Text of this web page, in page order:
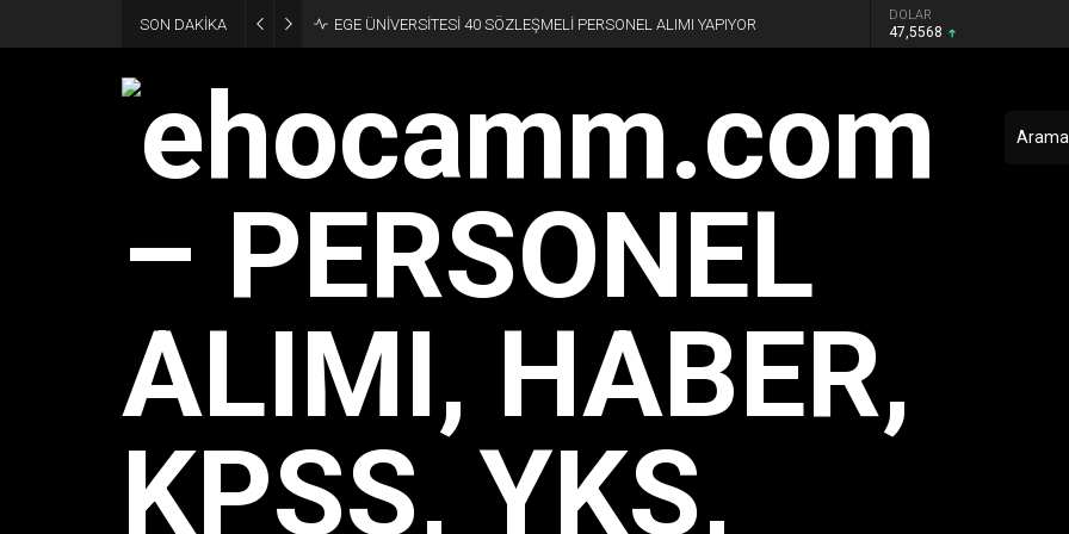
SON DAKİKA EGE ÜNİVERSİTESİ 40 SÖZLEŞMELİ PERSONEL ALIMI YAPIYOR DOLAR
47,5568
GRAM ALTIN
6.220,95
13.539,20